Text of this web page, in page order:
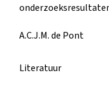
A.C.J.M. de Pont
Literatuur